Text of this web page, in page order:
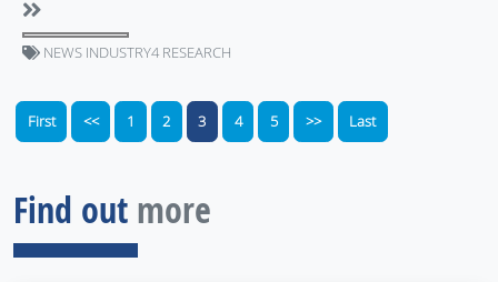
NEWS INDUSTRY4 RESEARCH
First << 1 2 3 4 5 >> Last
Find out more